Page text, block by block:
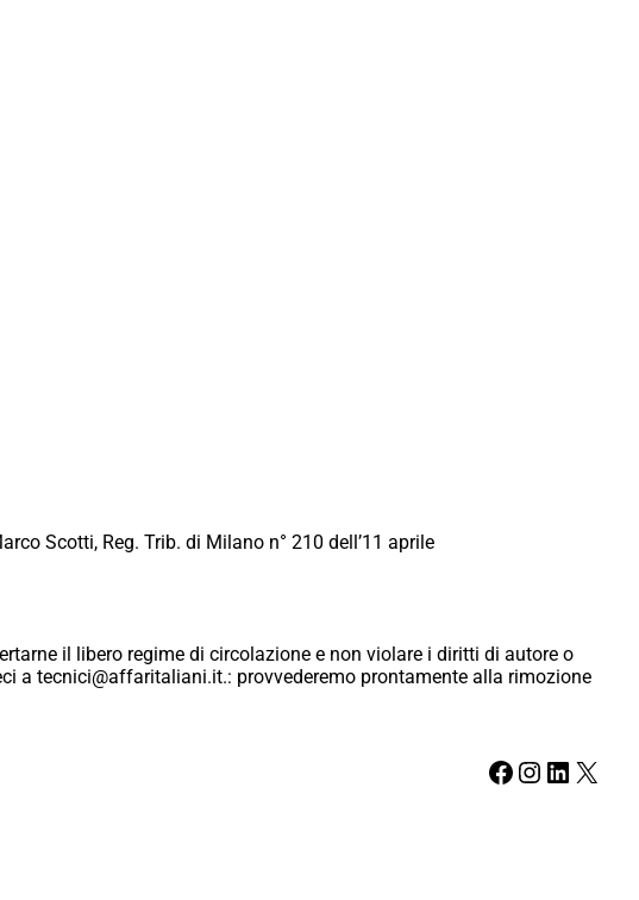
Scotti, Reg. Trib. di Milano n° 210 dell’11 aprile
il libero regime di circolazione e non violare i diritti di autore o
a tecnici@affaritaliani.it.: provvederemo prontamente alla rimozione
Facebook Instagram LinkedIn X